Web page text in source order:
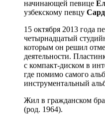
начинающей певице
узбекскому певцу
15 октября 2013 года
четырнадцатый
которым он решил
деятельности.
с компакт-диском в
где помимо самого
инструментальный
Жил в гражданском
(род. 1964).